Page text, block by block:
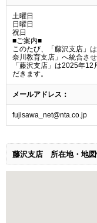
土曜日
日曜日
祝日
■ご案内■
このたび、「藤沢支店」
奈川教育支店」へ統合さ
「藤沢支店」は2025年
だきます。
メールアドレス：
fujisawa_net@nta.co.jp
藤沢支店 所在地・地図